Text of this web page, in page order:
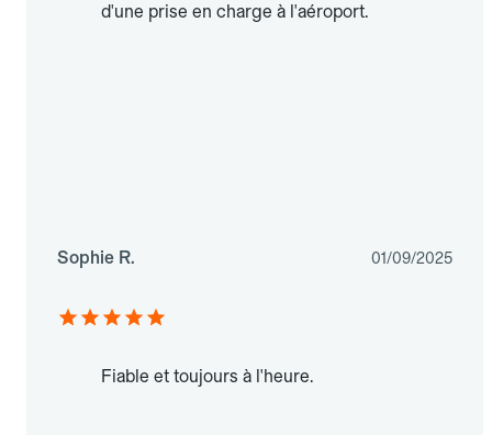
d'une prise en charge à l'aéroport.
Sophie R. 01/09/2025
Fiable et toujours à l'heure.